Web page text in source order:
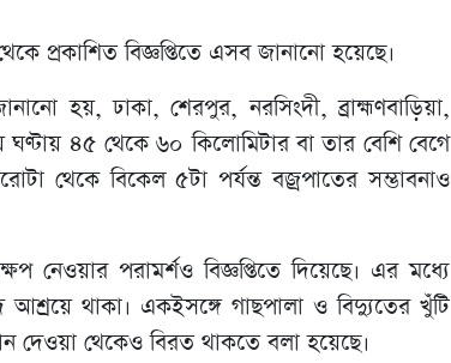
প্রকাশিত বিজ্ঞপ্তিতে এসব জানানো হয়েছে।
হয়, ঢাকা, শেরপুর, নরসিংদী, ব্রাহ্মণবাড়িয়া,
৪৫ থেকে ৬০ কিলোমিটার বা তার বেশি বেগে
থেকে বিকেল ৫টা পর্যন্ত বজ্রপাতের সম্ভাবনাও
নেওয়ার পরামর্শও বিজ্ঞপ্তিতে দিয়েছে। এর মধ্যে
থাকা। একইসঙ্গে গাছপালা ও বিদ্যুতের খুঁটি
দেওয়া থেকেও বিরত থাকতে বলা হয়েছে।